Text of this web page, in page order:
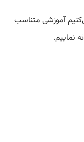
آموزشی متناسب
نماییم.